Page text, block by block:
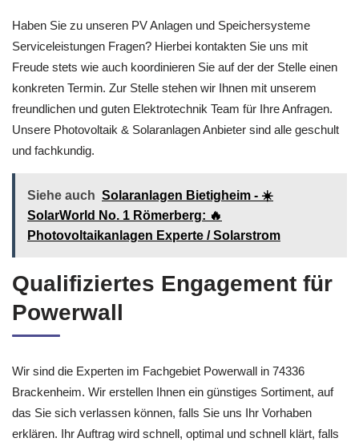
Haben Sie zu unseren PV Anlagen und Speichersysteme
Serviceleistungen Fragen? Hierbei kontakten Sie uns mit
Freude stets wie auch koordinieren Sie auf der der Stelle einen
konkreten Termin. Zur Stelle stehen wir Ihnen mit unserem
freundlichen und guten Elektrotechnik Team für Ihre Anfragen.
Unsere Photovoltaik & Solaranlagen Anbieter sind alle geschult
und fachkundig.
Siehe auch Solaranlagen Bietigheim - ☀️
SolarWorld No. 1 Römerberg: 🔥
Photovoltaikanlagen Experte / Solarstrom
Qualifiziertes Engagement für
Powerwall
Wir sind die Experten im Fachgebiet Powerwall in 74336
Brackenheim. Wir erstellen Ihnen ein günstiges Sortiment, auf
das Sie sich verlassen können, falls Sie uns Ihr Vorhaben
erklären. Ihr Auftrag wird schnell, optimal und schnell klärt, falls